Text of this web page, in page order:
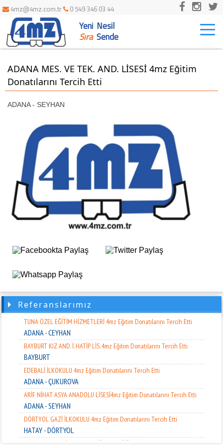
4mz@4mz.com.tr 0 549 346 03 44
Yeni Nesil
SıraSende
ADANA MES. VE TEK. AND. LİSESİ 4mz Eğitim
Donatılarını Tercih Etti
ADANA - SEYHAN
Referanslarımız
SÜHEYLA TOKYAY KOLEJİ 4mz Eğitim Donatılarını Tercih Etti
ADANA - SEYHAN
MİRAY ETÜD MERKEZİ
ADANA - SEYHAN
CEYHAN HALK EĞİTİM MERKEZİ 4mz Eğitim Donatılarını Tercih Etti
ADANA - CEYHAN
SERAP TÜRKYILMAZ EĞİTİM HİZMETLERİ
ADANA – SEYHAN
FATİH ANADOLU LİSESİ 4mz Eğitim Donatılarını Tercih Etti
MİMAR KEMAL İLKOKULU 4mz Eğitim Donatılarını Tercih Etti
FATİH ANADOLU LİSESİ 4mz Eğitim Donatılarını Tercih Etti
FİNAL OKULLARI 4mz Eğitim Donatılarını Tercih Etti
ADANA - ÇUKUROVA
TUNA ÖZEL EĞİTİM HİZMETLERİ 4mz Eğitim Donatılarını Tercih Etti
ADANA - CEYHAN
BAYBURT KIZ AND. İ. HATİP LİS. 4mz Eğitim Donatılarını Tercih Etti
BAYBURT
EDEBALİ İLKOKULU 4mz Eğitim Donatılarını Tercih Etti
ADANA - ÇUKUROVA
ARİF NİHAT ASYA ANADOLU LİSESİ4mz Eğitim Donatılarını Tercih Etti
ADANA - SEYHAN
DÖRTYOL GAZİ İLKOKULU 4mz Eğitim Donatılarını Tercih Etti
HATAY - DÖRTYOL
YURTKUR M.SAMİ RAMAZANOĞLU YÜK.ÖĞR YURDU 4mz Eğitim